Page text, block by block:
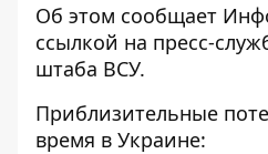
Об этом сообщает
ссылкой на пресс-
штаба ВСУ.
Приблизительные
время в Украине: